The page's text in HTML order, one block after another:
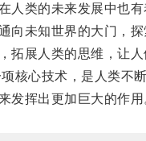
类的未来发展中也有
未知世界的大门，探
展人类的思维，让人
心技术，是人类不断
挥出更加巨大的作用